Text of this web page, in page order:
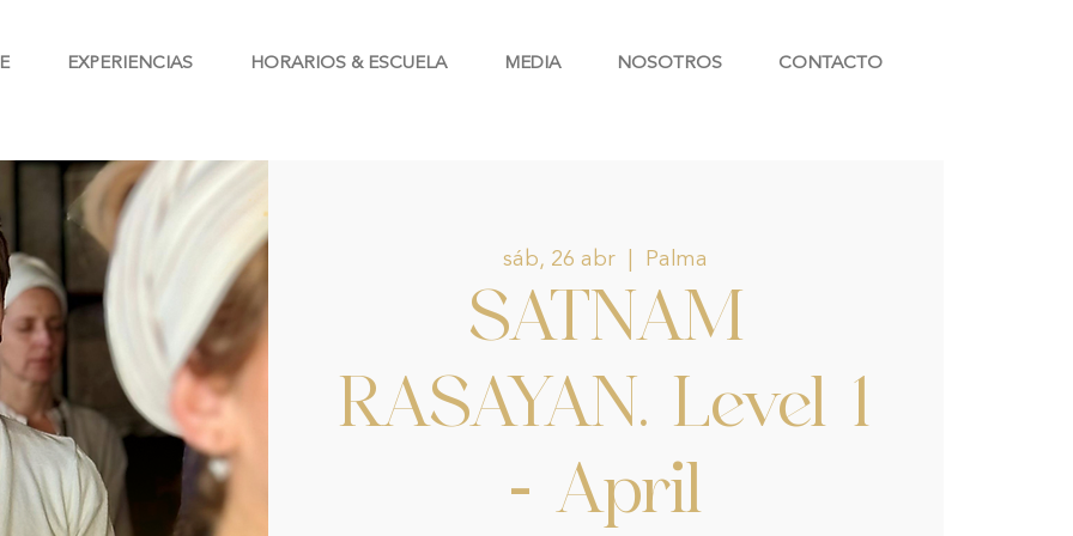
EXPERIENCIAS HORARIOS & ESCUELA MEDIA NOSOTROS CONTACTO
sáb, 26 abr Palma
SATNAM
RASAYAN. Level 1
- April